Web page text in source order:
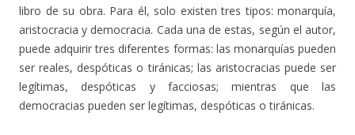
libro de su obra. Para él, solo existen tres tipos: monarquía,
aristocracia y democracia. Cada una de estas, según el autor,
puede adquirir tres diferentes formas: las monarquías pueden
ser reales, despóticas o tiránicas; las aristocracias puede ser
legítimas, despóticas y facciosas; mientras que las
democracias pueden ser legítimas, despóticas o tiránicas.